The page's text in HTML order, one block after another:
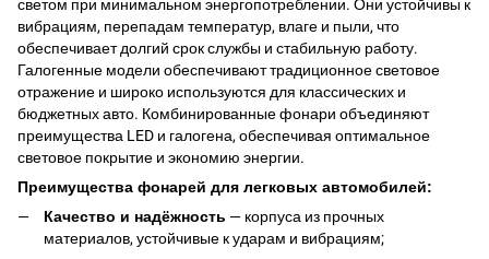
светом при минимальном энергопотреблении. Они устойчивы к
вибрациям, перепадам температур, влаге и пыли, что
обеспечивает долгий срок службы и стабильную работу.
Галогенные модели обеспечивают традиционное световое
отражение и широко используются для классических и
бюджетных авто. Комбинированные фонари объединяют
преимущества LED и галогена, обеспечивая оптимальное
световое покрытие и экономию энергии.
Преимущества фонарей для легковых автомобилей:
Качество и надёжность — корпуса из прочных
материалов, устойчивые к ударам и вибрациям;